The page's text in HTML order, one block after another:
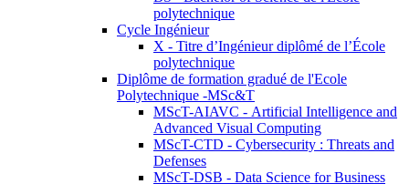
polytechnique
Cycle Ingénieur
X - Titre d’Ingénieur diplômé de l’École
polytechnique
Diplôme de formation gradué de l'Ecole
Polytechnique -MSc&T
MScT-AIAVC - Artificial Intelligence and
Advanced Visual Computing
MScT-CTD - Cybersecurity : Threats and
Defenses
MScT-DSB - Data Science for Business